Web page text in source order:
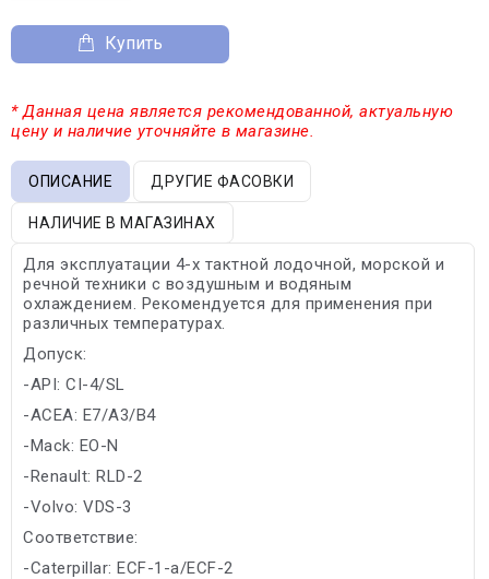
Купить
* Данная цена является рекомендованной, актуальную
цену и наличие уточняйте в магазине.
ОПИСАНИЕ ДРУГИЕ ФАСОВКИ
НАЛИЧИЕ В МАГАЗИНАХ
Для эксплуатации 4-х тактной лодочной, морской и
речной техники с воздушным и водяным
охлаждением. Рекомендуется для применения при
различных температурах.
Допуск:
-API: CI-4/SL
-ACEA: E7/A3/B4
-Mack: EO-N
-Renault: RLD-2
-Volvo: VDS-3
Соответствие:
-Caterpillar: ECF-1-a/ECF-2